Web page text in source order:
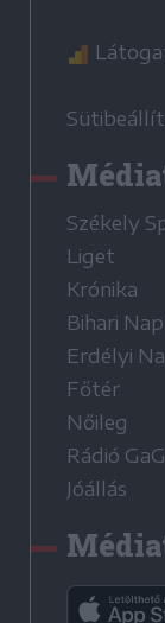
Székely
Liget
Krónika
Bihari
Erdélyi
Főtér
Nőileg
Rádió
Jóállás